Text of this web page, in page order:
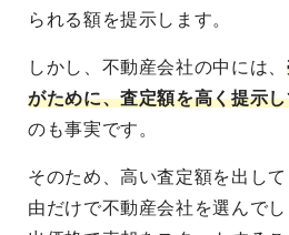
られる額を提示します。
しかし、不動産会社の中には、
がために、査定額を高く提示
のも事実です。
そのため、高い査定額を出し
由だけで不動産会社を選んで